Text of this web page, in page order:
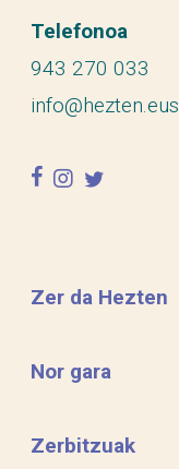
Telefonoa
943 270 033
info@hezten.eus
facebook
instagram
twitter
Zer da Hezten
Nor gara
Zerbitzuak